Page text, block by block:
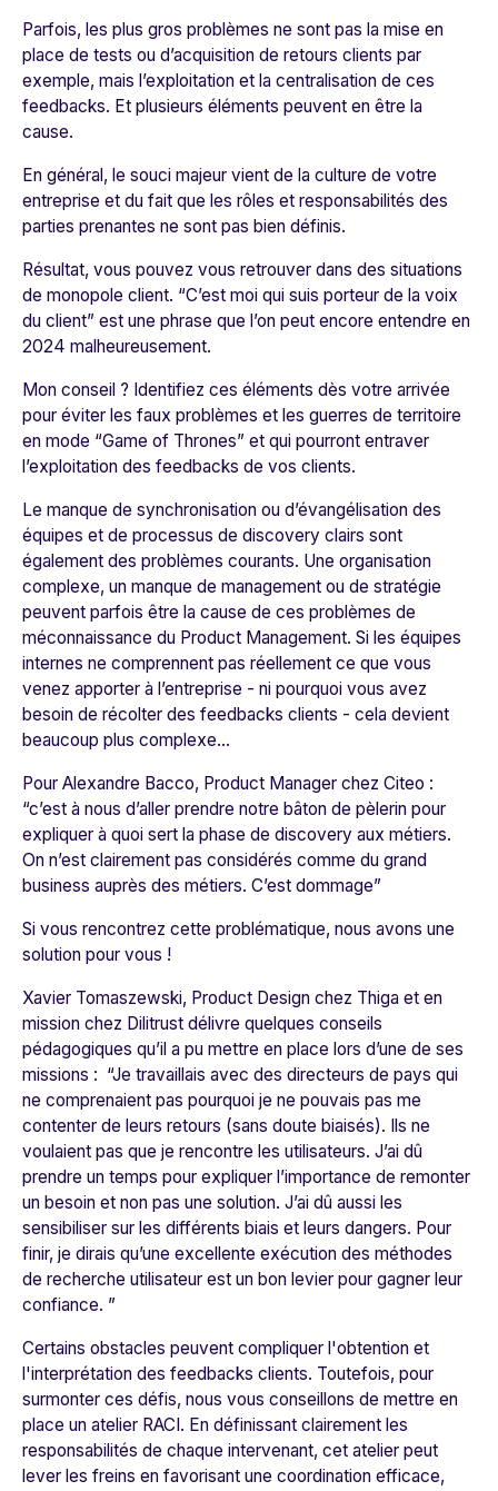
Parfois, les plus gros problèmes ne sont pas la mise en
place de tests ou d’acquisition de retours clients par
exemple, mais l’exploitation et la centralisation de ces
feedbacks. Et plusieurs éléments peuvent en être la
cause.
En général, le souci majeur vient de la culture de votre
entreprise et du fait que les rôles et responsabilités des
parties prenantes ne sont pas bien définis.
Résultat, vous pouvez vous retrouver dans des situations
de monopole client. “C’est moi qui suis porteur de la voix
du client” est une phrase que l’on peut encore entendre en
2024 malheureusement.
Mon conseil ? Identifiez ces éléments dès votre arrivée
pour éviter les faux problèmes et les guerres de territoire
en mode “Game of Thrones” et qui pourront entraver
l’exploitation des feedbacks de vos clients.
Le manque de synchronisation ou d’évangélisation des
équipes et de processus de discovery clairs sont
également des problèmes courants. Une organisation
complexe, un manque de management ou de stratégie
peuvent parfois être la cause de ces problèmes de
méconnaissance du Product Management. Si les équipes
internes ne comprennent pas réellement ce que vous
venez apporter à l’entreprise - ni pourquoi vous avez
besoin de récolter des feedbacks clients - cela devient
beaucoup plus complexe…
Pour Alexandre Bacco, Product Manager chez Citeo :
“c’est à nous d’aller prendre notre bâton de pèlerin pour
expliquer à quoi sert la phase de discovery aux métiers.
On n’est clairement pas considérés comme du grand
business auprès des métiers. C’est dommage”
Si vous rencontrez cette problématique, nous avons une
solution pour vous !
Xavier Tomaszewski, Product Design chez Thiga et en
mission chez Dilitrust délivre quelques conseils
pédagogiques qu’il a pu mettre en place lors d’une de ses
missions : “Je travaillais avec des directeurs de pays qui
ne comprenaient pas pourquoi je ne pouvais pas me
contenter de leurs retours (sans doute biaisés). Ils ne
voulaient pas que je rencontre les utilisateurs. J’ai dû
prendre un temps pour expliquer l’importance de remonter
un besoin et non pas une solution. J’ai dû aussi les
sensibiliser sur les différents biais et leurs dangers. Pour
finir, je dirais qu’une excellente exécution des méthodes
de recherche utilisateur est un bon levier pour gagner leur
confiance. ”
Certains obstacles peuvent compliquer l'obtention et
l'interprétation des feedbacks clients. Toutefois, pour
surmonter ces défis, nous vous conseillons de mettre en
place un atelier RACI. En définissant clairement les
responsabilités de chaque intervenant, cet atelier peut
lever les freins en favorisant une coordination efficace,